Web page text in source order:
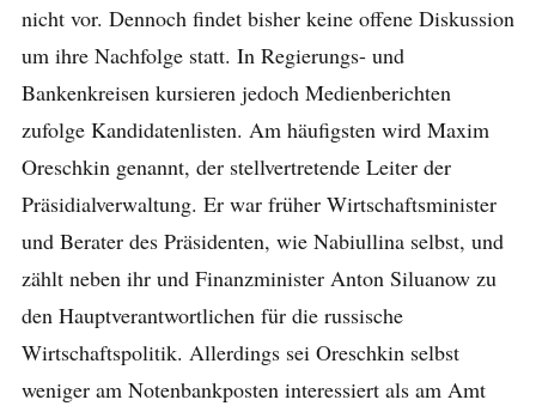
nicht vor. Dennoch findet bisher keine offene Diskussion
um ihre Nachfolge statt. In Regierungs- und
Bankenkreisen kursieren jedoch Medienberichten
zufolge Kandidatenlisten. Am häufigsten wird Maxim
Oreschkin genannt, der stellvertretende Leiter der
Präsidialverwaltung. Er war früher Wirtschaftsminister
und Berater des Präsidenten, wie Nabiullina selbst, und
zählt neben ihr und Finanzminister Anton Siluanow zu
den Hauptverantwortlichen für die russische
Wirtschaftspolitik. Allerdings sei Oreschkin selbst
weniger am Notenbankposten interessiert als am Amt